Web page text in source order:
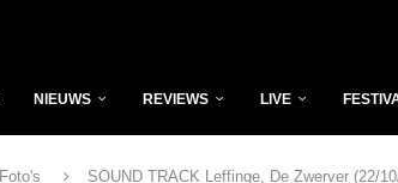
NIEUWS REVIEWS LIVE
Foto's SOUND TRACK Leffinge, De Zwerver (22/